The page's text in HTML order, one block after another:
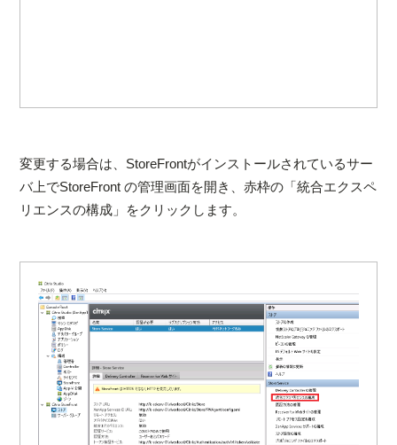
変更する場合は、StoreFrontがインストールされているサー
バ上でStoreFront の管理画面を開き、赤枠の「統合エクスペ
リエンスの構成」をクリックします。